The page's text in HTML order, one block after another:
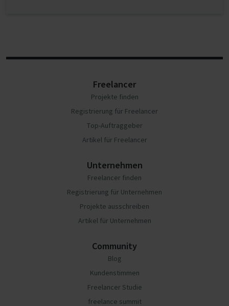
Freelancer
Projekte finden
Registrierung für Freelancer
Top-Auftraggeber
Artikel für Freelancer
Unternehmen
Freelancer finden
Registrierung für Unternehmen
Projekte ausschreiben
Artikel für Unternehmen
Community
Blog
Kundenstimmen
Freelancer Studie
freelance summit